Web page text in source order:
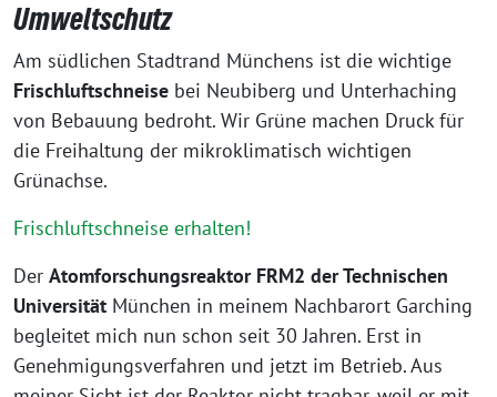
Umweltschutz
Am südlichen Stadtrand Münchens ist die wichtige
Frischluftschneise bei Neubiberg und Unterhaching
von Bebauung bedroht. Wir Grüne machen Druck für
die Freihaltung der mikroklimatisch wichtigen
Grünachse.
Frischluftschneise erhalten!
Der Atomforschungsreaktor FRM2 der Technischen
Universität München in meinem Nachbarort Garching
begleitet mich nun schon seit 30 Jahren. Erst in
Genehmigungsverfahren und jetzt im Betrieb. Aus